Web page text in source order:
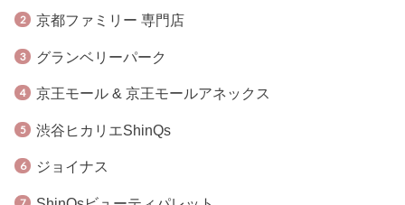
京都ファミリー 専門店
グランベリーパーク
京王モール & 京王モールアネックス
渋谷ヒカリエShinQs
ジョイナス